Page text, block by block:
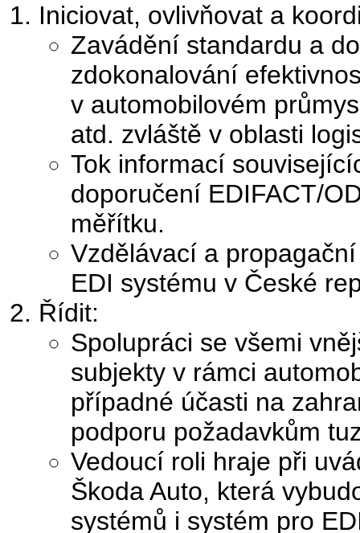
Iniciovat, ovlivňovat a
Zavádění standardu a
zdokonalování
v automobilovém
atd. zvláště v oblasti
Tok informací
doporučení EDIFACT/
měřítku.
Vzdělávací a
EDI systému v České
Řídit:
Spolupráci se všemi
subjekty v rámci
případné účasti na
podporu požadavkům
Vedoucí roli hraje při
Škoda Auto, která
systémů i systém pro